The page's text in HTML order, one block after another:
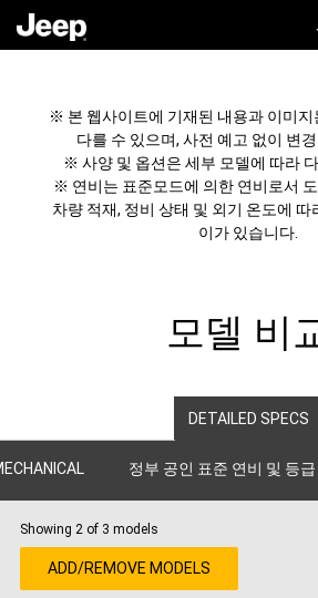
※ 본 웹사이트에 기재된 내용과 이미지
다를 수 있으며, 사전 예고 없이 변
※ 사양 및 옵션은 세부 모델에 따라
※ 연비는 표준모드에 의한 연비로서
차량 적재, 정비 상태 및 외기 온도에 따
이가 있습니다.
모델 비
DETAILED SPECS
정부 공인 표준 연비 및 등급
Showing 2of 3 models
ADD/REMOVE MODELS